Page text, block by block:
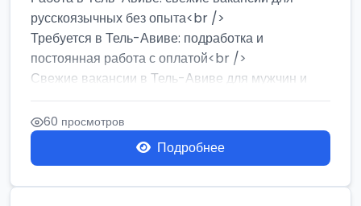
русскоязычных без опыта<br />
Требуется в Тель-Авиве: подработка и
постоянная работа с оплатой<br />
Свежие вакансии в Тель-Авиве для мужчин и
женщин от хозя...
60 просмотров
Подробнее